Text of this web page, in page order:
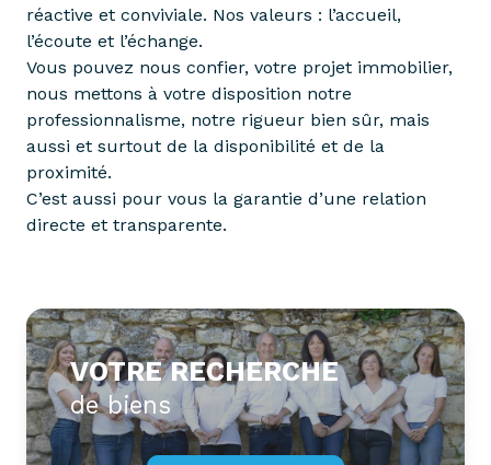
VOTRE RECHERCHE
de biens
réactive et conviviale. Nos valeurs : l’accueil,
l’écoute et l’échange.
Vous pouvez nous confier, votre projet immobilier,
nous mettons à votre disposition notre
professionnalisme, notre rigueur bien sûr, mais
aussi et surtout de la disponibilité et de la
proximité.
C’est aussi pour vous la garantie d’une relation
directe et transparente.